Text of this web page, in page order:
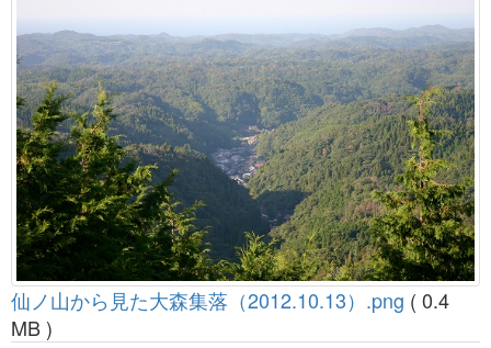
仙ノ山から見た大森集落（2012.10.13）.png ( 0.4
MB )